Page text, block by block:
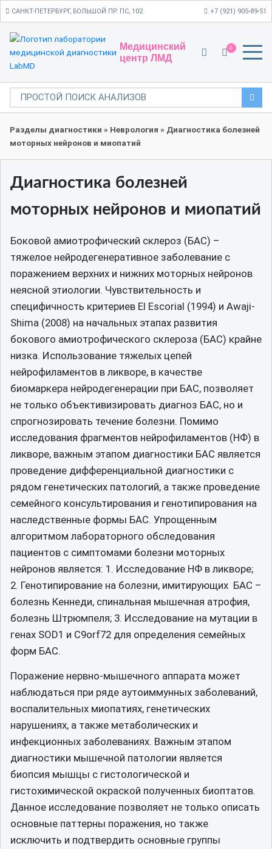
САНКТ-ПЕТЕРБУРГ, БОЛЬШОЙ ПР. ПС, 102 +7 (921) 905-89-51
Медицинский
центр ЛМД
0
Разделы диагностики » Неврология » Диагностика болезней
моторных нейронов и миопатий
Диагностика болезней
моторных нейронов и миопатий
Боковой амиотрофический склероз (БАС) –
тяжелое нейродегенеративное заболевание с
поражением верхних и нижних моторных нейронов
неясной этиологии. Чувствительность и
специфичность критериев El Escorial (1994) и Awaji-
Shima (2008) на начальных этапах развития
бокового амиотрофического склероза (БАС) крайне
низка. Использование тяжелых цепей
нейрофиламентов в ликворе, в качестве
биомаркера нейродегенерации при БАС, позволяет
не только объективизировать диагноз БАС, но и
спрогнозировать течение болезни. Помимо
исследования фрагментов нейрофиламентов (НФ) в
ликворе, важным этапом диагностики БАС является
проведение дифференциальной диагностики с
рядом генетических патологий, а также проведение
семейного консультирования и генотипирования на
наследственные формы БАС. Упрощенным
алгоритмом лабораторного обследования
пациентов с симптомами болезни моторных
нейронов является: 1. Исследование НФ в ликворе;
2. Генотипирование на болезни, имитирующих БАС –
болезнь Кеннеди, спинальная мышечная атрофия,
болезнь Штрюмпеля; 3. Исследование на мутации в
генах SOD1 и C9orf72 для определения семейных
форм БАС.
Поражение нервно-мышечного аппарата может
наблюдаться при ряде аутоиммунных заболеваний,
воспалительных миопатиях, генетических
нарушениях, а также метаболических и
инфекционных заболеваниях. Важным этапом
диагностики мышечной патологии является
биопсия мышцы с гистологической и
гистохимической окраской полученных биоптатов.
Данное исследование позволяет не только описать
основные паттерны поражения, но также
исключить и подтвердить основные группы